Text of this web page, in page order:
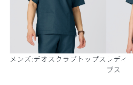
メンズ:デオスクラブトップス レディ
プス